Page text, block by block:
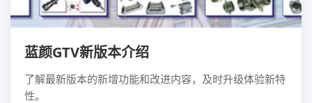
蓝颜GTV新版本介绍
了解最新版本的新增功能和改进内容，及时升级体验新特
性。